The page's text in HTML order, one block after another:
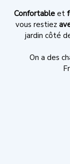
Confortable et
vous restiez
jardin côté
On a des